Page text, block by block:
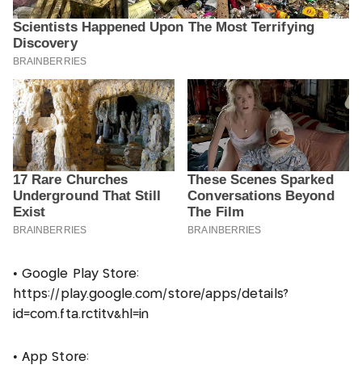
• Google Play Store:
https://play.google.com/store/apps/details?
id=com.fta.rctitv&hl=in
• App Store: